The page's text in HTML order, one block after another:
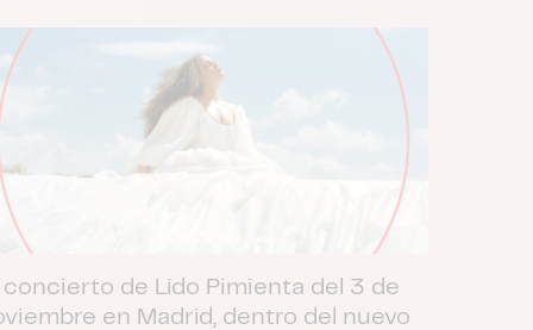
concierto de Lido Pimienta del 3 de
en Madrid, dentro del nuevo